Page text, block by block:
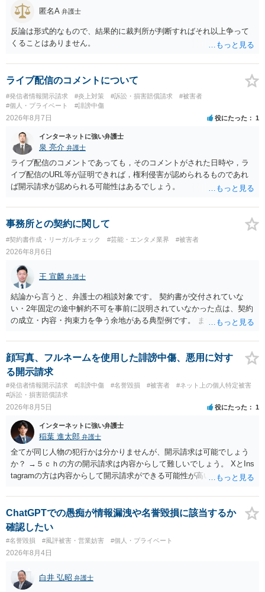
匿名A 弁護士
反論は形式的なもので、結果的に裁判所が判断すればそれ以上争って
くることはありません。
ライブ配信のコメントについて
#発信者情報開示請求 #炎上対策 #訴訟・損害賠償請求
#被害者
#個人・プライベート
#誹謗中傷
2026年8月7日 役にたった 1
インターネットに強い弁護士
泉 亮介 弁護士
ライブ配信のコメントであっても，そのコメントがされた日時や，ラ
イブ配信のURL等が証明できれば，権利侵害が認められるものであれ
ば開示請求が認められる可能性はあるでしょう。
事務所との契約に関して
#契約書作成・リーガルチェック #芸能・エンタメ業界 #被害者
2026年8月6日
王 宣麟 弁護士
結論から言うと、弁護士の相談対象です。 契約書が交付されていな
い・2年固定の途中解約不可を事前に説明されていなかった点は、契約
の成立・内容・拘束力を争う余地がある典型例です。 まずは、運営と
みてはいかがでしょうか。 また同時並行で（もしまだされていないの
であれば）書面で退所意思の明確化はしておくべきだと考えます。
顔写真、フルネームを使用した誹謗中傷、悪用に対す
る開示請求
#発信者情報開示請求 #誹謗中傷 #名誉毀損 #被害者
#ネット上の個人特定被害
#訴訟・損害賠償請求
2026年8月5日 役にたった 1
インターネットに強い弁護士
稲葉 進太郎 弁護士
全てが同じ人物の犯行かは分かりませんが、開示請求は可能でしょう
か？ →５ｃｈの方の開示請求は内容からして難しいでしょう。 XとIns
tagramの方は内容からして開示請求ができる可能性が高いでしょう。
いでしょう。７月中にアカウントが削除されている場合、今から進め
ても失敗する可能性が高いように思われます。 相手を特定できた場
合、相手に全ての弁護士費用を負担させることは可能でしょうか？ →
訴訟外の交渉で相手方が認めれば負担させることができるでしょう。
訴訟で判決となった場合は、実際の弁護士費用が認められる場合と認
められない場合があり何ともいえないところでしょう。
ChatGPTでの愚痴が情報漏洩や名誉毀損に該当するか
確認したい
#名誉毀損 #風評被害・営業妨害 #個人・プライベート
2026年8月4日
白井 弘昭 弁護士